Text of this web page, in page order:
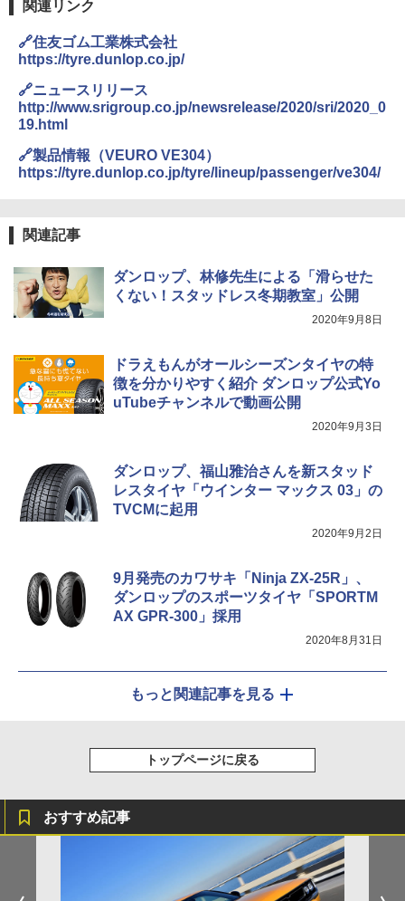
関連リンク
🔗住友ゴム工業株式会社
https://tyre.dunlop.co.jp/
🔗ニュースリリース
http://www.srigroup.co.jp/newsrelease/2020/sri/2020_0
19.html
🔗製品情報（VEURO VE304）
https://tyre.dunlop.co.jp/tyre/lineup/passenger/ve304/
関連記事
ダンロップ、林修先生による「滑らせた
くない！スタッドレス冬期教室」公開
2020年9月8日
ドラえもんがオールシーズンタイヤの特
徴を分かりやすく紹介 ダンロップ公式Yo
uTubeチャンネルで動画公開
2020年9月3日
ダンロップ、福山雅治さんを新スタッド
レスタイヤ「ウインター マックス 03」の
TVCMに起用
2020年9月2日
9月発売のカワサキ「Ninja ZX-25R」、
ダンロップのスポーツタイヤ「SPORTM
AX GPR-300」採用
2020年8月31日
もっと関連記事を見る
トップページに戻る
おすすめ記事